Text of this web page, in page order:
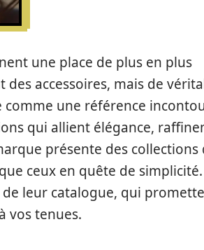
une place de plus en plus
accessoires, mais de
comme une référence
qui allient élégance,
présente des collections
ceux en quête de
leur catalogue, qui
vos tenues.